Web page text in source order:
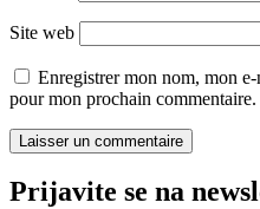
Site web
Enregistrer mon nom, mon
pour mon prochain commentaire.
Prijavite se na